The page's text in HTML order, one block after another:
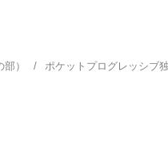
） ポケットプログレッシブ